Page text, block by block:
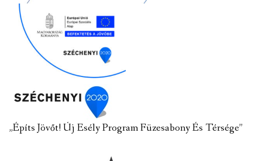
„Építs Jövőt! Új Esély Program Füzesabony És Térsége”